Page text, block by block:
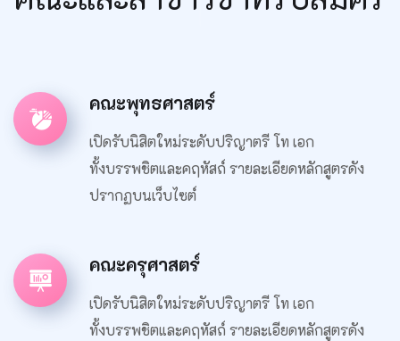
คณะพุทธศาสตร์
เปิดรับนิสิตใหม่ระดับปริญาตรี โท เอก
ทั้งบรรพชิตและคฤหัสถ์ รายละเอียดหลักสูตรดัง
ปรากฏบนเว็บไซต์
คณะครุศาสตร์
เปิดรับนิสิตใหม่ระดับปริญาตรี โท เอก
ทั้งบรรพชิตและคฤหัสถ์ รายละเอียดหลักสูตรดัง